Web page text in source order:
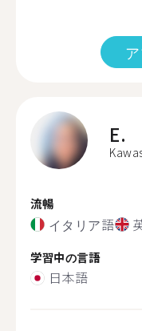
E.
流暢
イタリア語
学習中の言語
日本語